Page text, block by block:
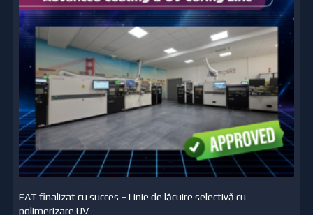
FAT finalizat cu succes – Linie de lăcuire selectivă cu
polimerizare UV